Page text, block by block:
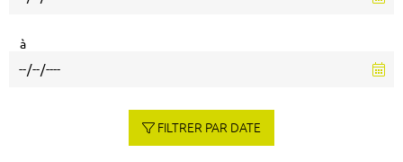
à
FILTRER PAR DATE